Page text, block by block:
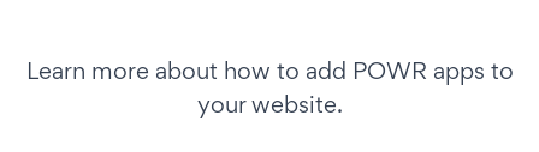
Learn more about how to add POWR apps to
your website.